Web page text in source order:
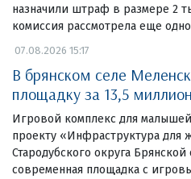
назначили штраф в размере 2
комиссия рассмотрела еще одно
07.08.2026 15:17
В брянском селе
площадку за 13,5
Игровой комплекс для
проекту «Инфраструктура
Стародубского округа
современная площадка с